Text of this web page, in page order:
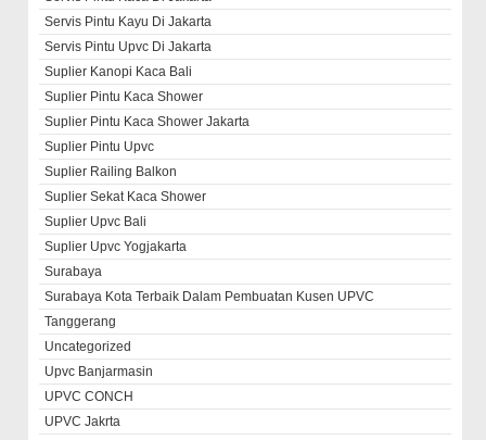
Servis Pintu Kayu Di Jakarta
Servis Pintu Upvc Di Jakarta
Suplier Kanopi Kaca Bali
Suplier Pintu Kaca Shower
Suplier Pintu Kaca Shower Jakarta
Suplier Pintu Upvc
Suplier Railing Balkon
Suplier Sekat Kaca Shower
Suplier Upvc Bali
Suplier Upvc Yogjakarta
Surabaya
Surabaya Kota Terbaik Dalam Pembuatan Kusen UPVC
Tanggerang
Uncategorized
Upvc Banjarmasin
UPVC CONCH
UPVC Jakrta